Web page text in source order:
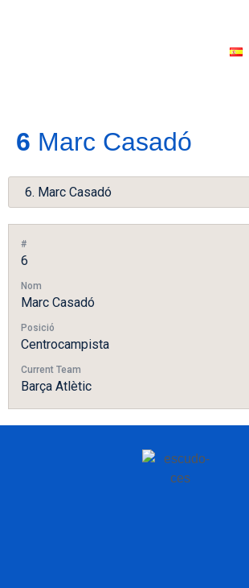
6 Marc Casadó
#
6
Nom
Marc Casadó
Posició
Centrocampista
Current Team
Barça Atlètic